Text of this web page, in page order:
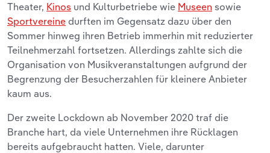
Theater, Kinos und Kulturbetriebe wie Museen sowie
Sportvereine durften im Gegensatz dazu über den
Sommer hinweg ihren Betrieb immerhin mit reduzierter
Teilnehmerzahl fortsetzen. Allerdings zahlte sich die
Organisation von Musikveranstaltungen aufgrund der
Begrenzung der Besucherzahlen für kleinere Anbieter
kaum aus.
Der zweite Lockdown ab November 2020 traf die
Branche hart, da viele Unternehmen ihre Rücklagen
bereits aufgebraucht hatten. Viele, darunter